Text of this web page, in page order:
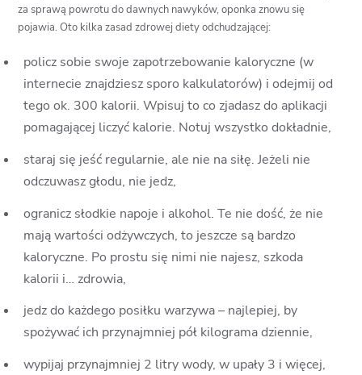
za sprawą powrotu do dawnych nawyków, oponka znowu się
pojawia. Oto kilka zasad zdrowej diety odchudzającej:
policz sobie swoje zapotrzebowanie kaloryczne (w
internecie znajdziesz sporo kalkulatorów) i odejmij od
tego ok. 300 kalorii. Wpisuj to co zjadasz do aplikacji
pomagającej liczyć kalorie. Notuj wszystko dokładnie,
staraj się jeść regularnie, ale nie na siłę. Jeżeli nie
odczuwasz głodu, nie jedz,
ogranicz słodkie napoje i alkohol. Te nie dość, że nie
mają wartości odżywczych, to jeszcze są bardzo
kaloryczne. Po prostu się nimi nie najesz, szkoda
kalorii i… zdrowia,
jedz do każdego posiłku warzywa – najlepiej, by
spożywać ich przynajmniej pół kilograma dziennie,
wypijaj przynajmniej 2 litry wody, w upały 3 i więcej,